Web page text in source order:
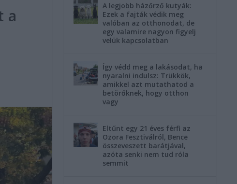
a
A legjobb házőrző kutyák:
Ezek a fajták védik meg
valóban az otthonodat, de
egy valamire nagyon figyelj
velük kapcsolatban
Így védd meg a lakásodat, ha
nyaralni indulsz: Trükkök,
amikkel azt mutathatod a
betörőknek, hogy otthon
vagy
Eltűnt egy 21 éves férfi az
Ozora Fesztiválról, Bence
összeveszett barátjával,
azóta senki nem tud róla
semmit